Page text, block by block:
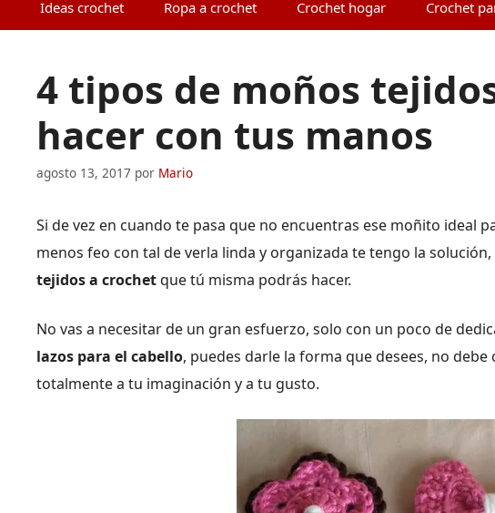
Ideas crochet Ropa a crochet Crochet hogar Crochet
4 tipos de moños
hacer con tus manos
agosto 13, 2017 por Mario
Si de vez en cuando te pasa que no encuentras ese moñito ideal
menos feo con tal de verla linda y organizada te tengo la
tejidos a crochetque tú misma podrás hacer.
No vas a necesitar de un gran esfuerzo, solo con un poco de
lazos para el cabello, puedes darle la forma que desees, no
totalmente a tu imaginación y a tu gusto.